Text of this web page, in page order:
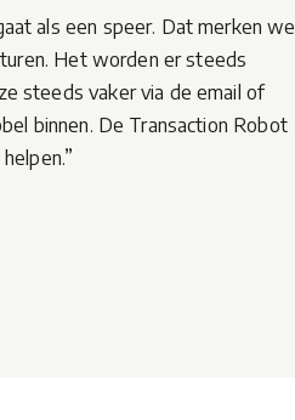
als een speer. Dat merken we
Het worden er steeds
steeds vaker via de email of
binnen. De Transaction Robot